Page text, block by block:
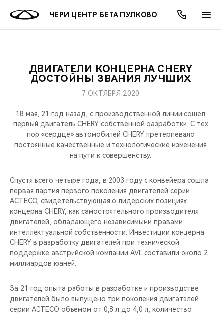
ЧЕРИ ЦЕНТР БЕТА ПУЛКОВО
МОДЕЛИ
КРОССОВЕРЫ
НОВИНКИ
ПОКУПАТЕЛЯМ
КРЕДИТ И СТРАХОВАНИЕ
ВЛАДЕЛЬЦАМ
ЗАПЧАСТИ И АКСЕССУАРЫ
ПОДДЕРЖКА
МИР CHERY
О БРЕНДЕ
CHERY В СОЦСЕТЯХ
БЛАГОТВОРИТЕЛЬНОСТЬ
CHERY REMOTE
CHERY И СПОРТ
ВИДЕООБЗОРЫ
АКЦИИ
ОНЛАЙН СЕРВИСЫ
КРЕДИТ
О КОМПАНИИ
МЫ В СОЦСЕТЯХ
ДВИГАТЕЛИ КОНЦЕРНА CHERY
ДОСТОЙНЫ ЗВАНИЯ ЛУЧШИХ
7 ОКТЯБРЯ 2020
18 мая, 21 год назад, с производственной линии сошёл
первый двигатель CHERY собственной разработки. С тех
пор «сердце» автомобилей CHERY претерпевало
постоянные качественные и технологические изменения
на пути к совершенству.
Спустя всего четыре года, в 2003 году c конвейера сошла
первая партия первого поколения двигателей серии
ACTECO, свидетельствующая о лидерских позициях
концерна CHERY, как самостоятельного производителя
двигателей, обладающего независимыми правами
интеллектуальной собственности. Инвестиции концерна
CHERY в разработку двигателей при технической
поддержке австрийской компании AVL составили около 2
миллиардов юаней.
За 21 год опыта работы в разработке и производстве
двигателей было выпущено три поколения двигателей
серии ACTECO объемом от 0,8 л до 4,0 л, количество